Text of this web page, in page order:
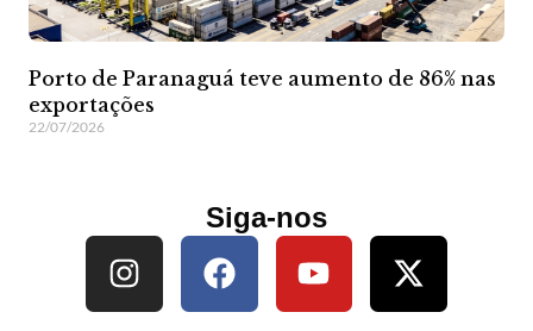
Porto de Paranaguá teve aumento de 86% nas
exportações
22/07/2026
Siga-nos